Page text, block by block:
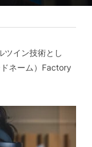
ツイン技術とし
ネーム）Factory